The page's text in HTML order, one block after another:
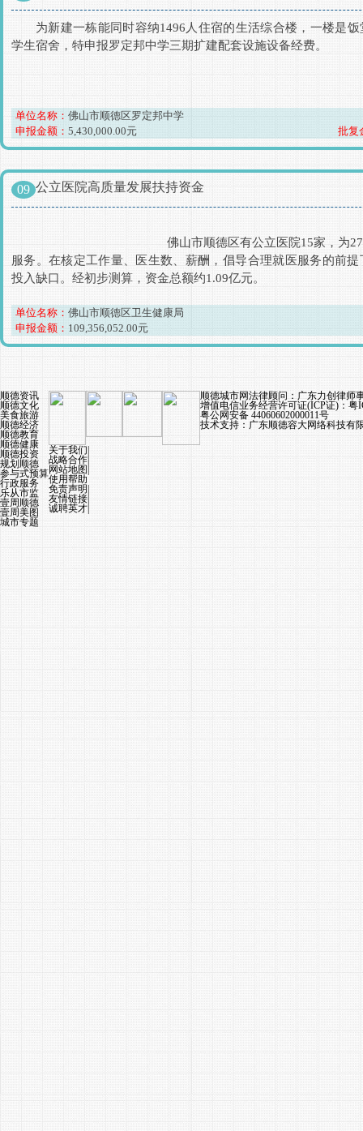
为新建一栋能同时容纳1496人住宿的生活综合楼，一楼是
学生宿舍，特申报罗定邦中学三期扩建配套设施设备经费。
单位名称： 佛山市顺德区罗定邦中学
申报金额： 5,430,000.00元 批复
09 公立医院高质量发展扶持资金
						佛山市顺德区有公立医院15家，为270.47万人提供医疗
服务。在核定工作量、医生数、薪酬，倡导合理就医服务的前
投入缺口。经初步测算，资金总额约1.09亿元。
单位名称： 佛山市顺德区卫生健康局
申报金额： 109,356,052.00元
顺德资讯
顺德文化
美食旅游
顺德经济
顺德教育
顺德健康
顺德投资
规划顺德
参与式预算
行政服务
乐从市监
壹周顺德
壹周美图
城市专题
关于我们
战略合作
网站地图
使用帮助
免责声明
友情链接
诚聘英才
顺德城市网法律顾问： 广东力创律师
增值电信业务经营许可证(ICP证)： 粤
粤公网安备 44060602000011号
技术支持：广东顺德容大网络科技有